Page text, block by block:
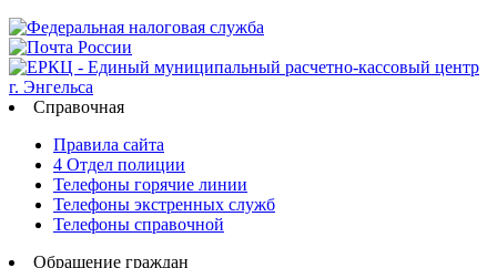
Справочная
Правила сайта
4 Отдел полиции
Телефоны горячие линии
Телефоны экстренных служб
Телефоны справочной
Обращение граждан